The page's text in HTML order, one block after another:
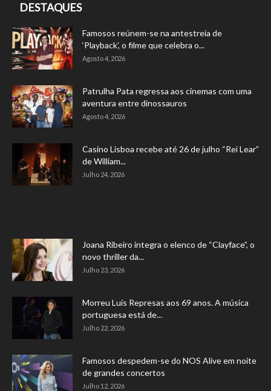
DESTAQUES
Famosos reúnem-se na antestreia de
‘Playback’, o filme que celebra o...
Agosto 4, 2026
Patrulha Pata regressa aos cinemas com uma
aventura entre dinossauros
Agosto 4, 2026
Casino Lisboa recebe até 26 de julho “Rei Lear”
de William...
Julho 24, 2026
Joana Ribeiro integra o elenco de “Clayface”, o
novo thriller da...
Julho 23, 2026
Morreu Luís Represas aos 69 anos. A música
portuguesa está de...
Julho 22, 2026
Famosos despedem-se do NOS Alive em noite
de grandes concertos
Julho 12, 2026